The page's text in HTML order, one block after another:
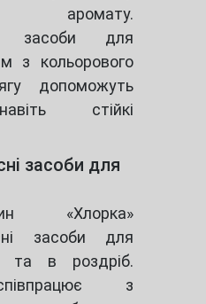
аромату.
засоби для
з кольорового
допоможуть
стійкі
засоби для
«Хлорка»
засоби для
та в роздріб.
з